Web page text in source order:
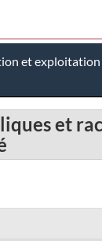
et exploitation
et